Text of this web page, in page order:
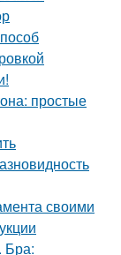
простые
своими
Бра: